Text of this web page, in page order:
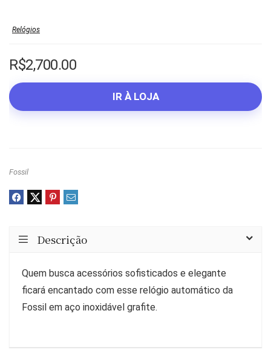
Relógios
R$2,700.00
IR À LOJA
Fossil
Descrição
Quem busca acessórios sofisticados e elegante
ficará encantado com esse relógio automático da
Fossil em aço inoxidável grafite.